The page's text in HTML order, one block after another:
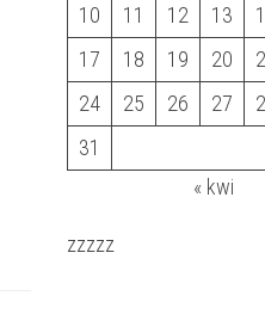
10
11 12 13
17
18 19 20
24
25 26 27
31
« kwi
zzzzz